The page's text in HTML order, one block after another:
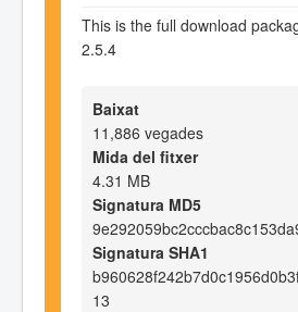
This is the full download
2.5.4
Baixat
11,886 vegades
Mida del fitxer
4.31 MB
Signatura MD5
Signatura SHA1
13